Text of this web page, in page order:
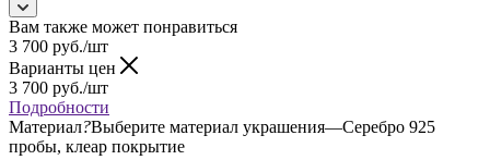
Вам также может понравиться
3 700 руб./шт
Варианты цен
3 700 руб./шт
Подробности
Материал?Выберите материал украшения—Серебро 925
пробы, клеар покрытие